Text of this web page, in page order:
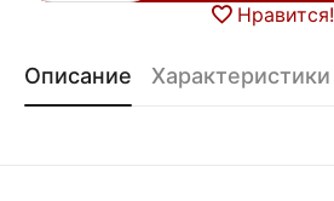
Нравится!
Описание Характеристики